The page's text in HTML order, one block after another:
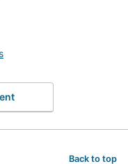
Back to top